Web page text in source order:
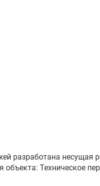
разработана
Техническое